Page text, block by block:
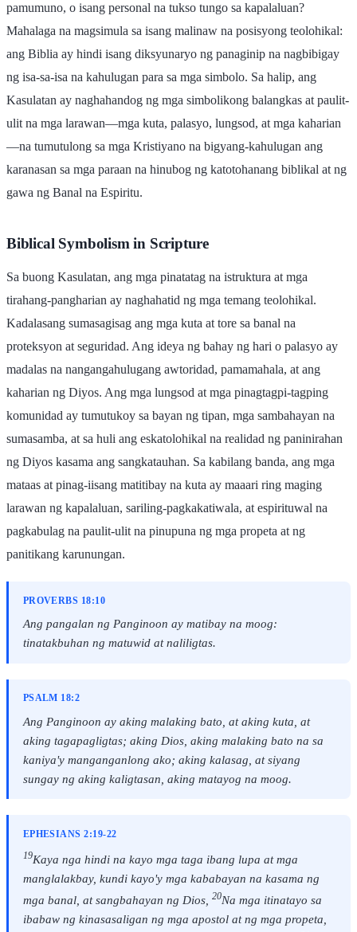
pamumuno, o isang personal na tukso tungo sa kapalaluan?
Mahalaga na magsimula sa isang malinaw na posisyong teolohikal:
ang Biblia ay hindi isang diksyunaryo ng panaginip na nagbibigay
ng isa-sa-isa na kahulugan para sa mga simbolo. Sa halip, ang
Kasulatan ay naghahandog ng mga simbolikong balangkas at paulit-
ulit na mga larawan—mga kuta, palasyo, lungsod, at mga kaharian
—na tumutulong sa mga Kristiyano na bigyang-kahulugan ang
karanasan sa mga paraan na hinubog ng katotohanang biblikal at ng
gawa ng Banal na Espiritu.
Biblical Symbolism in Scripture
Sa buong Kasulatan, ang mga pinatatag na istruktura at mga
tirahang-pangharian ay naghahatid ng mga temang teolohikal.
Kadalasang sumasagisag ang mga kuta at tore sa banal na
proteksyon at seguridad. Ang ideya ng bahay ng hari o palasyo ay
madalas na nangangahulugang awtoridad, pamamahala, at ang
kaharian ng Diyos. Ang mga lungsod at mga pinagtagpi-tagping
komunidad ay tumutukoy sa bayan ng tipan, mga sambahayan na
sumasamba, at sa huli ang eskatolohikal na realidad ng paninirahan
ng Diyos kasama ang sangkatauhan. Sa kabilang banda, ang mga
mataas at pinag-iisang matitibay na kuta ay maaari ring maging
larawan ng kapalaluan, sariling-pagkakatiwala, at espirituwal na
pagkabulag na paulit-ulit na pinupuna ng mga propeta at ng
panitikang karunungan.
PROVERBS 18:10
Ang pangalan ng Panginoon ay matibay na moog:
tinatakbuhan ng matuwid at naliligtas.
PSALM 18:2
Ang Panginoon ay aking malaking bato, at aking kuta, at
aking tagapagligtas; aking Dios, aking malaking bato na sa
kaniya'y manganganlong ako; aking kalasag, at siyang
sungay ng aking kaligtasan, aking matayog na moog.
EPHESIANS 2:19-22
19Kaya nga hindi na kayo mga taga ibang lupa at mga
manglalakbay, kundi kayo'y mga kababayan na kasama ng
mga banal, at sangbahayan ng Dios, 20Na mga itinatayo sa
ibabaw ng kinasasaligan ng mga apostol at ng mga propeta,